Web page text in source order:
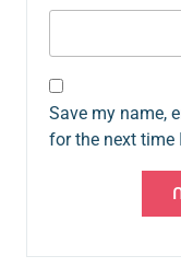
Save my name,
for the next time